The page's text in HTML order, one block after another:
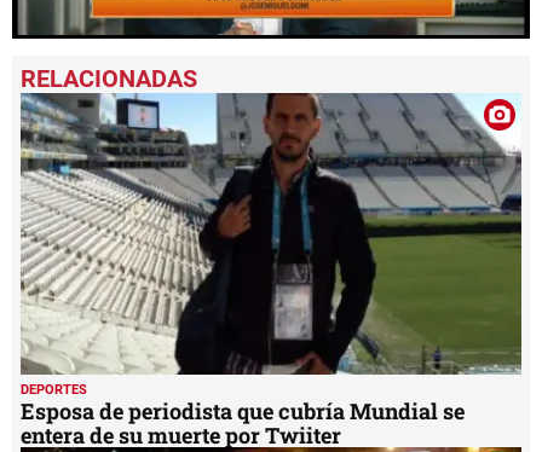
seconds
of
2
minutes,
0
DEPORTES
Esposa de periodista que cubría Mundial se
entera de su muerte por Twiiter